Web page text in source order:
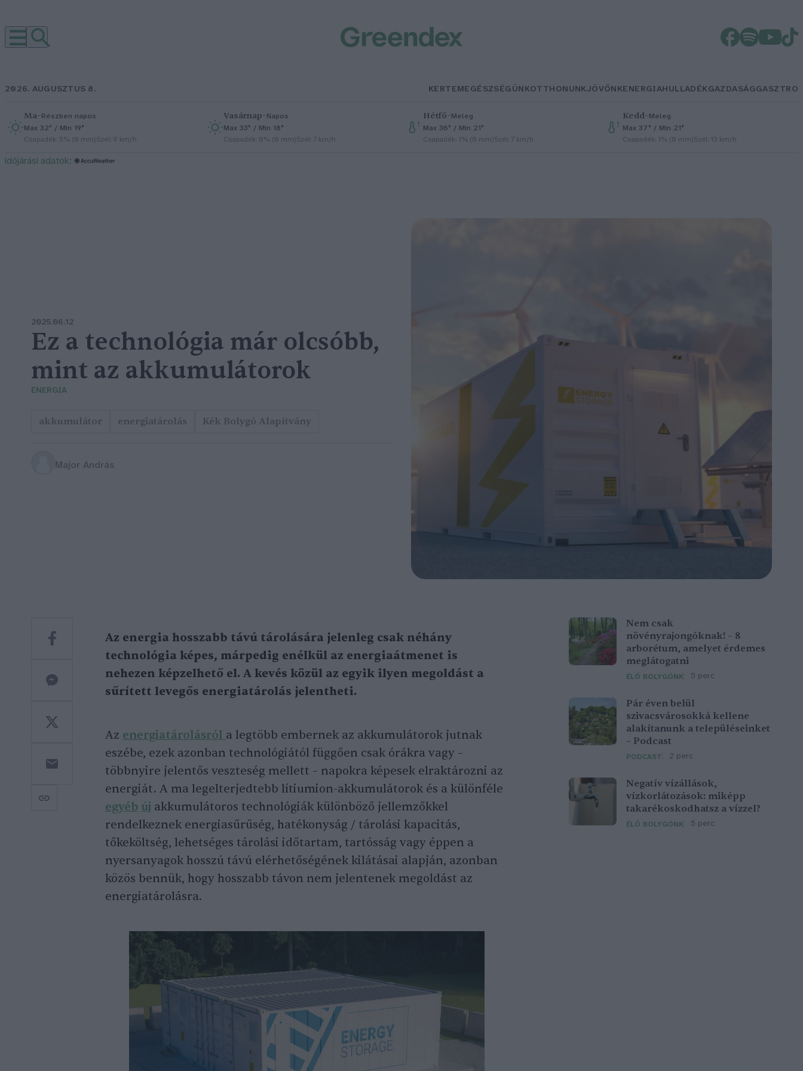
2026. AUGUSZTUS 8. KERTEMEGÉSZSÉGÜNKOTTHONUNKJÖVŐNKENERGIAHULLADÉKGAZDASÁGGASZTRO
Ma–Részben napos
Max 32° / Min 19°
Csapadék: 5% (0 mm)Szél: 9 km/h
Vasárnap–Napos
Max 33° / Min 18°
Csapadék: 0% (0 mm)Szél: 7 km/h
Hétfő–Meleg
Max 36° / Min 21°
Csapadék: 1% (0 mm)Szél: 7 km/h
Kedd–Meleg
Max 37° / Min 21°
Csapadék: 1% (0 mm)Szél: 13 km/h
időjárási adatok:
2025.06.12
Ez a technológia már olcsóbb,
mint az akkumulátorok
ENERGIA
akkumulátor energiatárolás Kék Bolygó Alapítvány
Major András
Az energia hosszabb távú tárolására jelenleg csak néhány
technológia képes, márpedig enélkül az energiaátmenet is
nehezen képzelhető el. A kevés közül az egyik ilyen megoldást a
sűrített levegős energiatárolás jelentheti.
Az energiatárolásról a legtöbb embernek az akkumulátorok jutnak
eszébe, ezek azonban technológiától függően csak órákra vagy –
többnyire jelentős veszteség mellett – napokra képesek elraktározni az
energiát. A ma legelterjedtebb lítiumion-akkumulátorok és a különféle
egyéb új akkumulátoros technológiák különböző jellemzőkkel
rendelkeznek energiasűrűség, hatékonyság / tárolási kapacitás,
tőkeköltség, lehetséges tárolási időtartam, tartósság vagy éppen a
nyersanyagok hosszú távú elérhetőségének kilátásai alapján, azonban
közös bennük, hogy hosszabb távon nem jelentenek megoldást az
energiatárolásra.
Nem csak
növényrajongóknak! – 8
arborétum, amelyet érdemes
meglátogatni
ÉLŐ BOLYGÓNK 5 perc
Pár éven belül
szivacsvárosokká kellene
alakítanunk a településeinket
– Podcast
PODCAST 2 perc
Negatív vízállások,
vízkorlátozások: miképp
takarékoskodhatsz a vízzel?
ÉLŐ BOLYGÓNK 5 perc